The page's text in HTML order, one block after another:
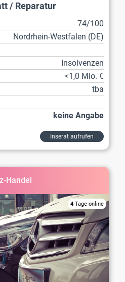
/ Reparatur
74/100
Nordrhein-Westfalen (DE)
Insolvenzen
<1,0 Mio. €
tba
keine Angabe
Inserat aufrufen
Handel
4 Tage online